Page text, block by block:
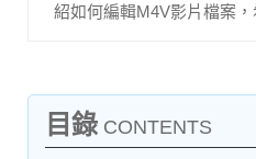
紹如何編輯M4V影片檔案
目錄 CONTENTS